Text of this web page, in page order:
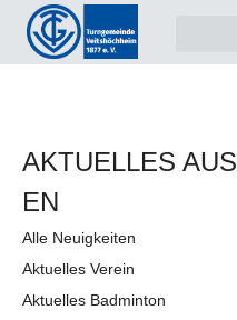
AKTUELLES
EN
Alle Neuigkeiten
Aktuelles Verein
Aktuelles Badminton